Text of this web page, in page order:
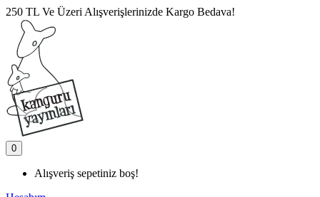
250 TL Ve Üzeri Alışverişlerinizde Kargo Bedava!
0
Alışveriş sepetiniz boş!